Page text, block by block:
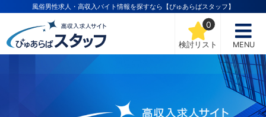
風俗男性求人・高収入バイト情報を探すなら【ぴゅあらばスタッフ】
検討リスト
0
MENU